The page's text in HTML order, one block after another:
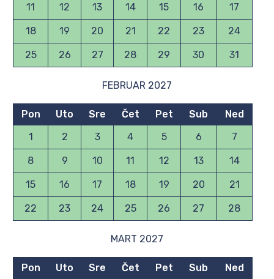
11 12 13 14 15 16 17
18 19 20 21 22 23 24
25 26 27 28 29 30 31
FEBRUAR 2027
Pon Uto Sre Čet Pet Sub
Ned
1
2 3 4 5 6 7
8 9 10 11 12 13 14
15 16 17 18 19 20 21
22 23 24 25 26 27 28
MART 2027
Pon Uto Sre Čet Pet Sub
Ned